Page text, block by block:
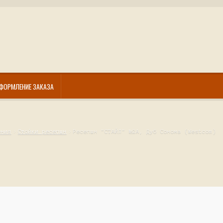
ЗАКАЗА
Стойки ресепшн Ресепшн "СТАЙЛ" №2А, Дуб Сонома (Westcom)